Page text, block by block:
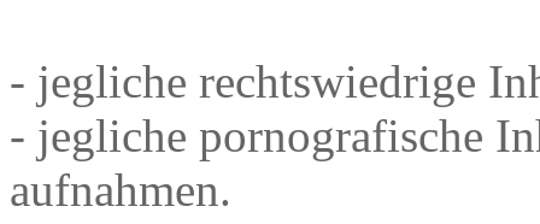
- jegliche rechtswiedrige
- jegliche pornografische
aufnahmen.